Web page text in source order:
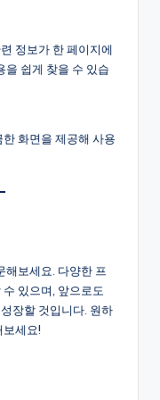
정보가 한 페이지에
을 쉽게 찾을 수 있습
화면을 제공해 사용
해보세요. 다양한 프
있으며, 앞으로도
장할 것입니다. 원하
보세요!